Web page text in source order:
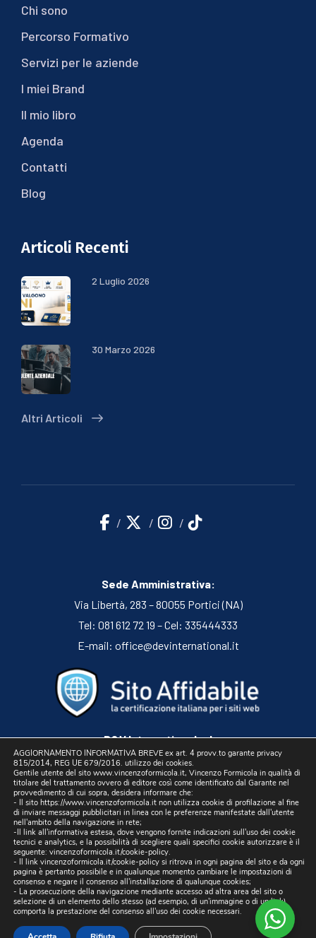
Chi sono
Percorso Formativo
Servizi per le aziende
I miei Brand
Il mio libro
Agenda
Contatti
Blog
Articoli Recenti
2 Luglio 2026
30 Marzo 2026
Altri Articoli
Sede Amministrativa:
Via Libertà, 283 – 80055 Portici (NA)
Tel: 081 612 72 19 – Cel: 335444333
E-mail: office@devinternational.it
D&V International srl
Sede Legale: Via Libertà, 225 – 80055 Portici (NA)
P.IVA 05754741212 | REA NA-773826
Capitale sociale 10.000 euro I.V.
Pec:devinternational@pec.it
Cookie Policy/Privacy Policy
Sito realizzato daDigital & Viral
AGGIORNAMENTO INFORMATIVA BREVE ex art. 4 provv.to garante privacy
815/2014, REG UE 679/2016. utilizzo dei cookies.
Gentile utente del sito www.vincenzoformicola.it, Vincenzo Formicola in qualità di
titolare del trattamento ovvero di editore così come identificato dal Garante nel
provvedimento di cui sopra, desidera informare che:
- Il sito https://www.vincenzoformicola.it non utilizza cookie di profilazione al fine
di inviare messaggi pubblicitari in linea con le preferenze manifestate dall'utente
nell'ambito della navigazione in rete;
-Il link all'informativa estesa, dove vengono fornite indicazioni sull'uso dei cookie
tecnici e analytics, e la possibilità di scegliere quali specifici cookie autorizzare è il
seguente: vincenzoformicola.it/cookie-policy.
- Il link vincenzoformicola.it/cookie-policy si ritrova in ogni pagina del sito e da ogni
pagina è pertanto possibile e in qualunque momento cambiare le impostazioni di
consenso e negare il consenso all'installazione di qualunque cookies;
- La prosecuzione della navigazione mediante accesso ad altra area del sito o
selezione di un elemento dello stesso (ad esempio, di un'immagine o di un link)
comporta la prestazione del consenso all'uso dei cookie necessari.